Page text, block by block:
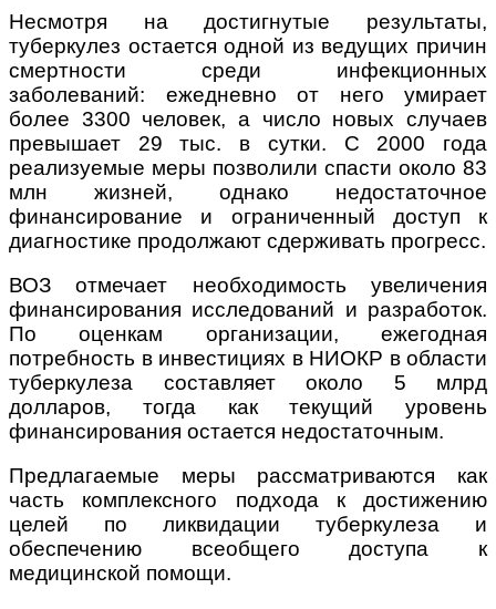
Несмотря на достигнутые результаты,
туберкулез остается одной из ведущих причин
смертности среди инфекционных
заболеваний: ежедневно от него умирает
более 3300 человек, а число новых случаев
превышает 29 тыс. в сутки. С 2000 года
реализуемые меры позволили спасти около 83
млн жизней, однако недостаточное
финансирование и ограниченный доступ к
диагностике продолжают сдерживать прогресс.
ВОЗ отмечает необходимость увеличения
финансирования исследований и разработок.
По оценкам организации, ежегодная
потребность в инвестициях в НИОКР в области
туберкулеза составляет около 5 млрд
долларов, тогда как текущий уровень
финансирования остается недостаточным.
Предлагаемые меры рассматриваются как
часть комплексного подхода к достижению
целей по ликвидации туберкулеза и
обеспечению всеобщего доступа к
медицинской помощи.